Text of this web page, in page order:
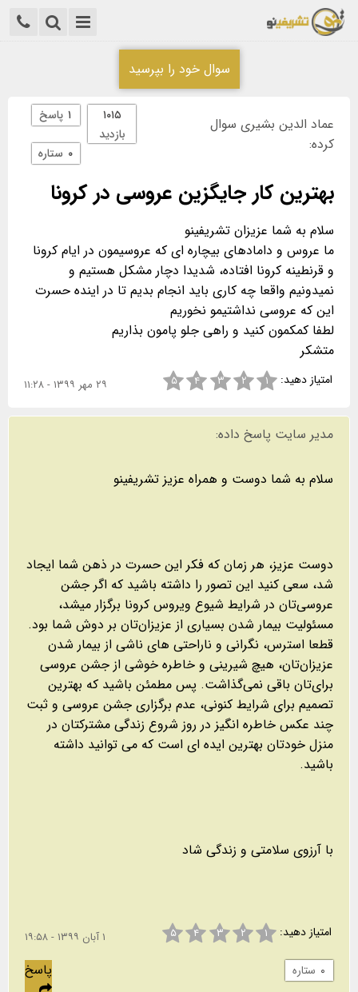
سوال خود را بپرسید
عماد الدین بشیری سوال
کرده:
۱ پاسخ
۱۰۱۵
بازدید
۰ ستاره
بهترین کار جایگزین عروسی در کرونا
ما عروس و دامادهای بیچاره ای که عروسیمون در ایام کرونا
و قرنطینه کرونا افتاده، شدیدا دچار مشکل هستیم و
نمیدونیم واقعا چه کاری باید انجام بدیم تا در اینده حسرت
متشکر
امتیاز دهید: ۱ ۲ ۳ ۴ ۵ ۲۹ مهر ۱۳۹۹ - ۱۱:۲۸
مدیر سایت پاسخ داده:
سلام به شما دوست و همراه عزیز تشریفینو
دوست عزیز، هر زمان که فکر این حسرت در ذهن شما ایجاد
شد، سعی کنید این تصور را داشته باشید که اگر جشن
عروسی‌تان در شرایط شیوع ویروس کرونا برگزار میشد،
مسئولیت بیمار شدن بسیاری از عزیزان‌تان بر دوش شما بود.
قطعا استرس، نگرانی و ناراحتی های ناشی از بیمار شدن
عزیزان‌تان، هیچ شیرینی و خاطره خوشی از جشن عروسی
برای‌تان باقی نمی‌گذاشت. پس مطمئن باشید که بهترین
تصمیم برای شرایط کنونی، عدم برگزاری جشن عروسی و ثبت
چند عکس خاطره انگیز در روز شروع زندگی مشترکتان در
منزل خودتان بهترین ایده ای است که می توانید داشته
باشید.
با آرزوی سلامتی و زندگی شاد
امتیاز دهید: ۱ ۲ ۳ ۴ ۵ ۱ آبان ۱۳۹۹ - ۱۹:۵۸
۰ ستاره پاسخ